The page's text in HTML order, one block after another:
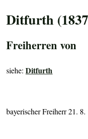
Ditfurth
Freiherren von
siehe:Ditfurth
bayerischer Freiherr 21.